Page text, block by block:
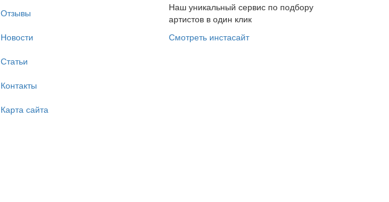
Отзывы
Новости
Статьи
Контакты
Карта сайта
Наш уникальный сервис по подбору
артистов в один клик
Смотреть инстасайт